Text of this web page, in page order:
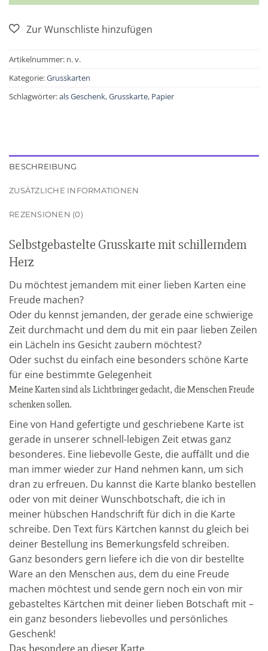
Artikelnummer: n. v.
Kategorie:Grusskarten
Schlagwörter:als Geschenk,Grusskarte, Papier
BESCHREIBUNG
ZUSÄTZLICHE INFORMATIONEN
REZENSIONEN (0)
Selbstgebastelte Grusskarte mit schillerndem
Herz
Du möchtest jemandem mit einer lieben Karten eine
Freude machen?
Oder du kennst jemanden, der gerade eine schwierige
Zeit durchmacht und dem du mit ein paar lieben Zeilen
ein Lächeln ins Gesicht zaubern möchtest?
Oder suchst du einfach eine besonders schöne Karte
für eine bestimmte Gelegenheit
Meine Karten sind als Lichtbringer gedacht, die Menschen Freude
schenken sollen.
Eine von Hand gefertigte und geschriebene Karte ist
gerade in unserer schnell-lebigen Zeit etwas ganz
besonderes. Eine liebevolle Geste, die auffällt und die
man immer wieder zur Hand nehmen kann, um sich
dran zu erfreuen. Du kannst die Karte blanko bestellen
oder von mit deiner Wunschbotschaft, die ich in
meiner hübschen Handschrift für dich in die Karte
schreibe. Den Text fürs Kärtchen kannst du gleich bei
deiner Bestellung ins Bemerkungsfeld schreiben.
Ganz besonders gern liefere ich die von dir bestellte
Ware an den Menschen aus, dem du eine Freude
machen möchtest und sende gern noch ein von mir
gebasteltes Kärtchen mit deiner lieben Botschaft mit –
ein ganz besonders liebevolles und persönliches
Geschenk!